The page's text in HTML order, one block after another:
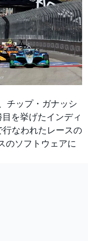
チップ・ガナッシ
を挙げたインディ
行なわれたレースの
のソフトウェアに